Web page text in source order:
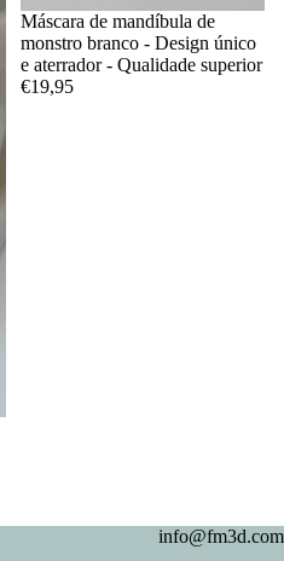
Máscara de mandíbula de
monstro branco - Design único
e aterrador - Qualidade superior
€19,95
info@fm3d.com